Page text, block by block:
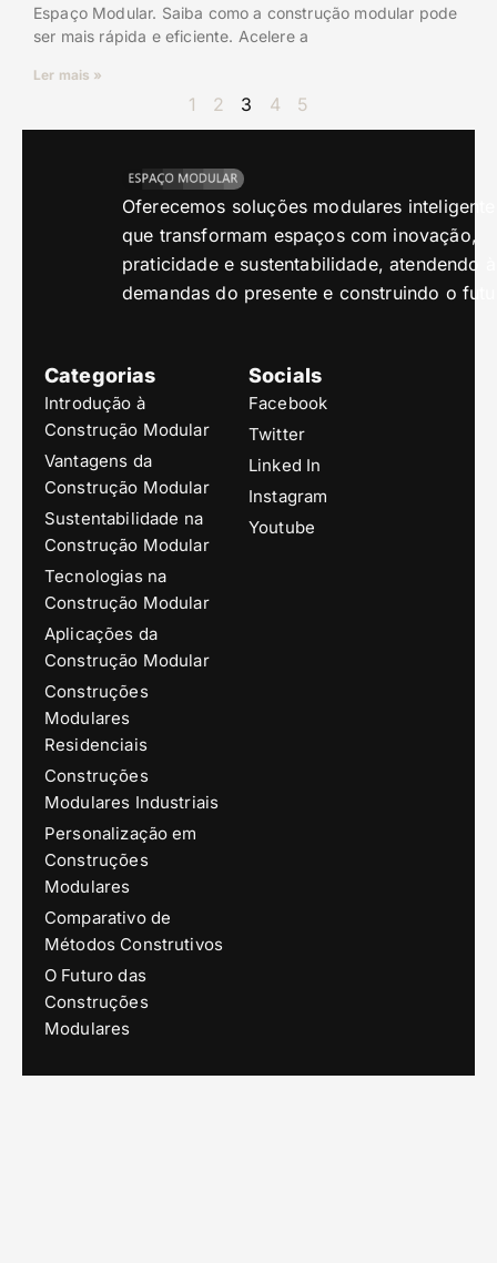
Espaço Modular. Saiba como a construção modular pode
ser mais rápida e eficiente. Acelere a
Ler mais »
1 2 3 4 5
Oferecemos soluções modulares
que transformam espaços com inovação,
praticidade e sustentabilidade, atendendo
demandas do presente e construindo o
Categorias
Introdução à
Construção Modular
Vantagens da
Construção Modular
Sustentabilidade na
Construção Modular
Tecnologias na
Construção Modular
Aplicações da
Construção Modular
Construções
Modulares
Residenciais
Construções
Modulares Industriais
Personalização em
Construções
Modulares
Comparativo de
Métodos Construtivos
O Futuro das
Construções
Modulares
Socials
Facebook
Twitter
Linked In
Instagram
Youtube